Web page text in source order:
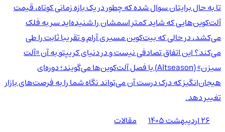
تا به حال برایتان سوال شده که چطور در یک بازه زمانی کوتاه، قیمت
آلت‌کوین‌هایی که شاید کمتر اسمشان را شنیده‌اید سر به فلک
می‌کشد، در حالی که بیت‌کوین مسیری آرام و تقریبا ثابت را طی
می‌کند؟ این اتفاق تصادفی نیست و در دنیای کریپتو به آن «آلت
سیزن» (Altseason) یا فصل آلت‌کوین‌ها می‌گویند؛ دوره‌ای
هیجان‌انگیز که درک درست آن می‌تواند نگاه شما را به فرصت‌های بازار
تغییر دهد.
۲۶ اردیبهشت ۱۴۰۵
مقالات